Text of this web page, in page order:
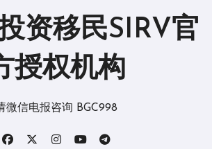
资移民SIRV官
授权机构
微信电报咨询 BGC998